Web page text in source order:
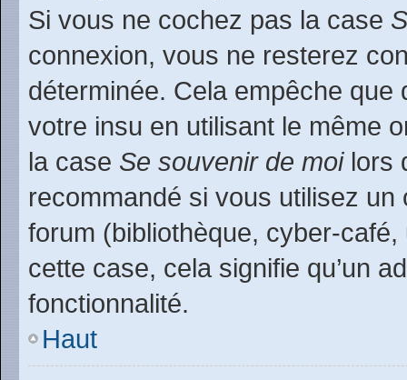
Si vous ne cochez pas la case
connexion, vous ne resterez
déterminée. Cela empêche que
votre insu en utilisant le même
la case Se souvenir de moilors
recommandé si vous utilisez
forum (bibliothèque, cyber-
cette case, cela signifie qu’un
fonctionnalité.
Haut